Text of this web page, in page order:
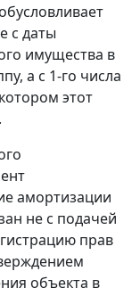
с даты
имущества в
а с 1-го числа
этот
амортизации
не с подачей
прав
объекта в